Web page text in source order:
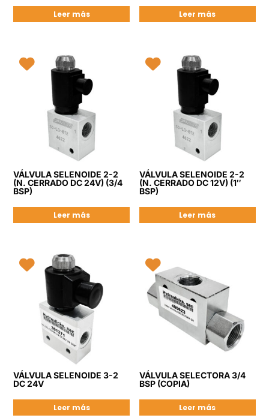
Leer más Leer más
VÁLVULA SELENOIDE 2-2
(N. CERRADO DC 24V) (3/4
BSP)
Leer más
VÁLVULA SELENOIDE 2-2
(N. CERRADO DC 12V) (1″
BSP)
Leer más
VÁLVULA SELENOIDE 3-2
DC 24V
Leer más
VÁLVULA SELECTORA 3/4
BSP (COPIA)
Leer más